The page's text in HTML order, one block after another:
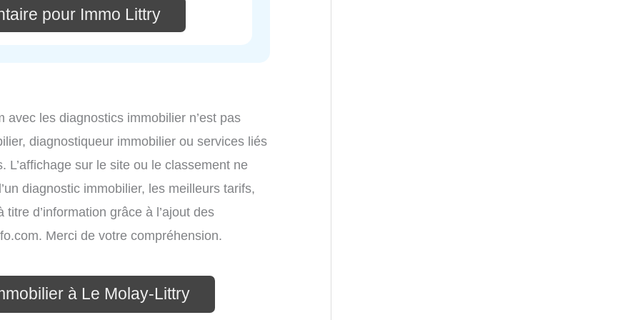
pour Immo Littry
les diagnostics immobilier n’est pas
diagnostiqueur immobilier ou services liés
sur le site ou le classement ne
diagnostic immobilier, les meilleurs tarifs,
d’information grâce à l’ajout des
Merci de votre compréhension.
à Le Molay-Littry